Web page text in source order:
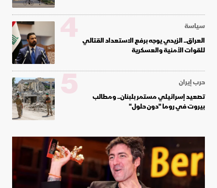
سياسة
العراق.. الزيدي يوجه برفع الاستعداد القتالي
للقوات الأمنية والعسكرية
4
حرب إيران
تصعيد إسرائيلي مستمر بلبنان.. ومطالب
بيروت في روما "دون حلول"
5